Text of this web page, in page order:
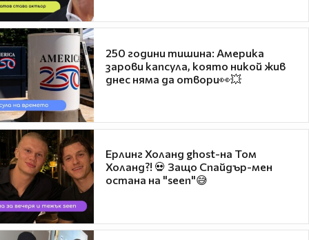
250 години тишина: Америка
зарови капсула, която никой жив
днес няма да отвори👀💥
Ерлинг Холанд ghost-на Том
Холанд?! 💀 Защо Спайдър-мен
остана на "seen"😅